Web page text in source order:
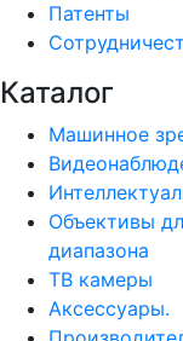
Патенты
Каталог
Машинное
Объективы
диапазона
ТВ камеры
Аксессуары.